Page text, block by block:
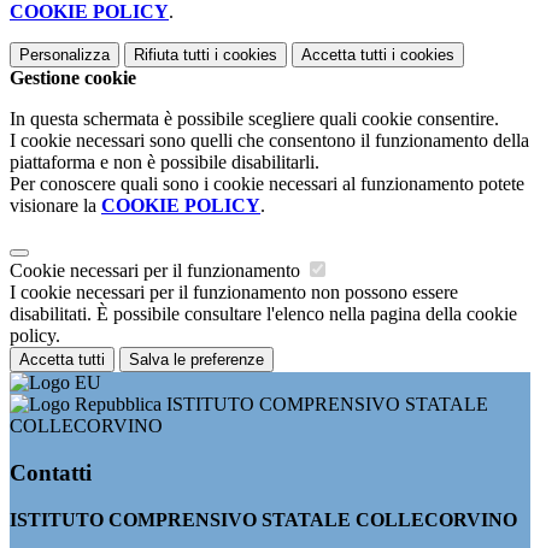
COOKIE POLICY.
Personalizza Rifiuta tutti i cookies Accetta tutti i cookies
Gestione cookie
In questa schermata è possibile scegliere quali cookie consentire.
I cookie necessari sono quelli che consentono il funzionamento della
piattaforma e non è possibile disabilitarli.
Per conoscere quali sono i cookie necessari al funzionamento potete
visionare la COOKIE POLICY.
Cookie necessari per il funzionamento
I cookie necessari per il funzionamento non possono essere
disabilitati. È possibile consultare l'elenco nella pagina della cookie
policy.
Accetta tutti Salva le preferenze
ISTITUTO COMPRENSIVO STATALE
COLLECORVINO
Contatti
ISTITUTO COMPRENSIVO STATALE COLLECORVINO